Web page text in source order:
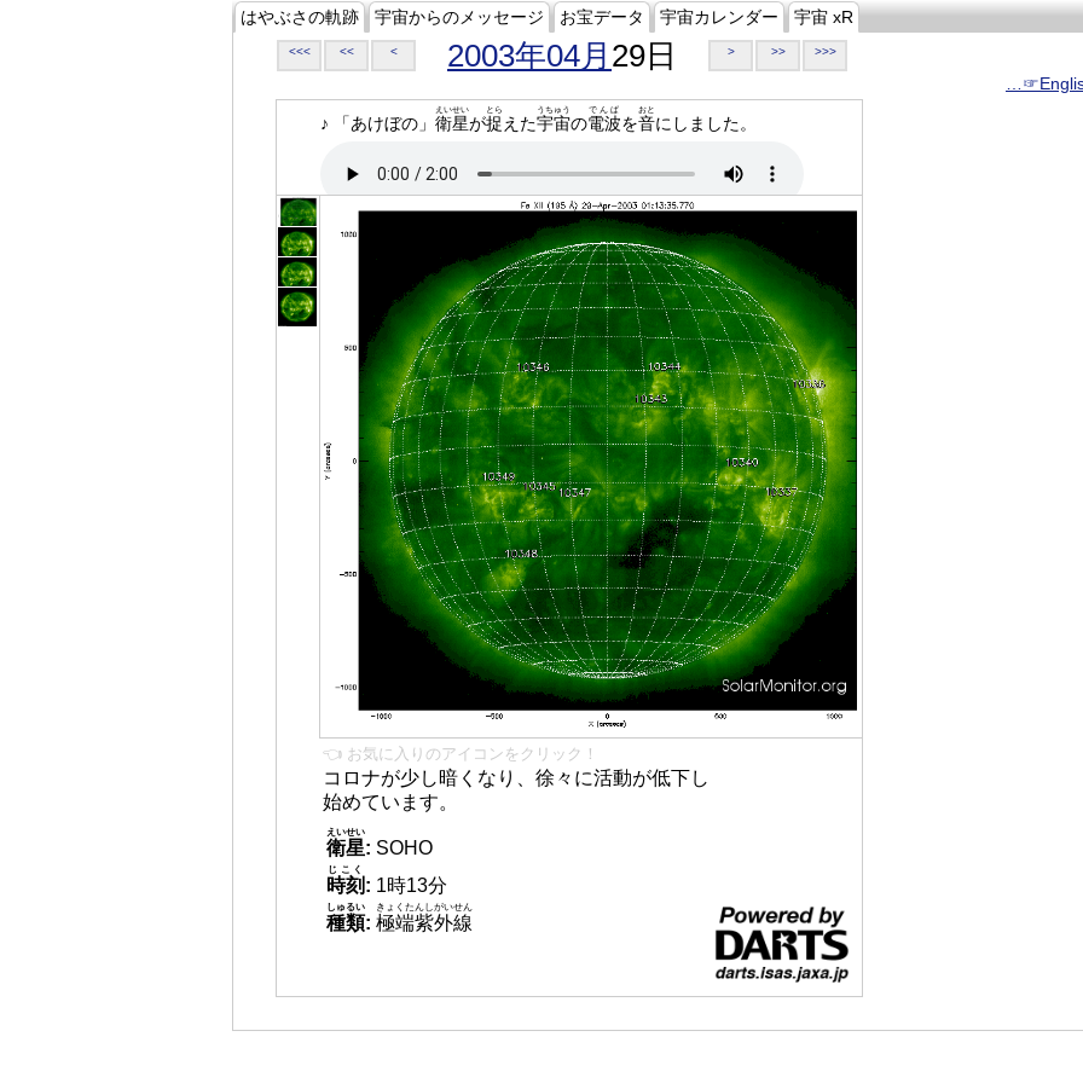
はやぶさの軌跡 宇宙からのメッセージ お宝データ 宇宙カレンダー 宇宙 xR
<<< << < 2003年04月 29日 > >> >>>
♪ 「あけぼの」 衛星
えいせい
が捉
とら
えた宇宙
うちゅう
の電波
でんぱ
を音
おと
にしました。
👈 お気に入りのアイコンをクリック！
コロナが少し暗くなり、徐々に活動が低下し
始めています。
衛星
えいせい
: SOHO
時刻
じこく
: 1時13分
種類
しゅるい
: 極端紫外線
きょくたんしがいせん